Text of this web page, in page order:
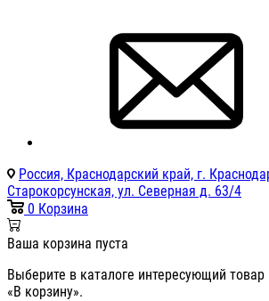
Россия, Краснодарский край, г.
Старокорсунская, ул. Северная д. 63/4
0 Корзина
Ваша корзина пуста
Выберите в каталоге интересующий
«В корзину».